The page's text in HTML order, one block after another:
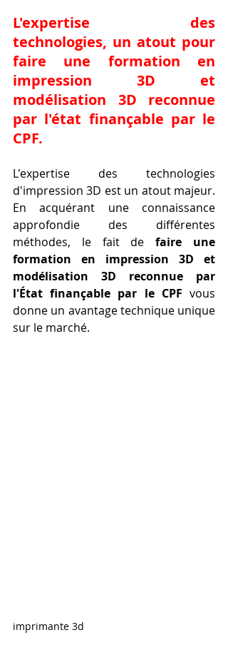
L'expertise des
faire une formation en
impression 3D et
modélisation 3D reconnue
par l'état finançable par le
CPF.
L'expertise des technologies
d'impression 3D est un atout majeur.
En acquérant une connaissance
approfondie des différentes
méthodes, le fait de faire une
formation en impression 3D et
modélisation 3D reconnue par
l'État finançable par le CPF vous
donne un avantage technique unique
sur le marché.
imprimante 3d